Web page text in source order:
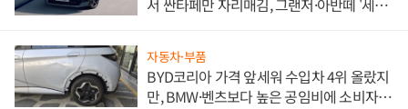
서 싼타페만 자리매김, 그랜저·아반떼 '세단
자동차·부품
BYD코리아 가격 앞세워 수입차 4위 올랐지
만, BMW·벤츠보다 높은 공임비에 소비자